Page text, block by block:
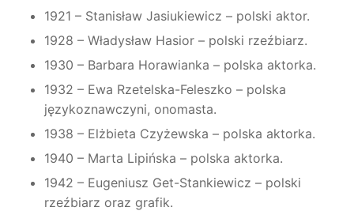
1921 – Stanisław Jasiukiewicz – polski aktor.
1928 – Władysław Hasior – polski rzeźbiarz.
1930 – Barbara Horawianka – polska aktorka.
1932 – Ewa Rzetelska-Feleszko – polska
językoznawczyni, onomasta.
1938 – Elżbieta Czyżewska – polska aktorka.
1940 – Marta Lipińska – polska aktorka.
1942 – Eugeniusz Get-Stankiewicz – polski
rzeźbiarz oraz grafik.